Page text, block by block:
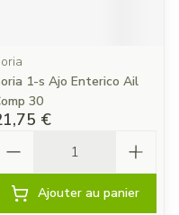
1-s Ajo Enterico Ail
30
€
Ajouter au panier